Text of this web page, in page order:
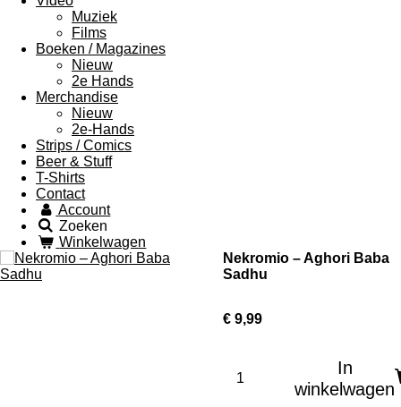
Muziek
Films
Boeken / Magazines
Nieuw
2e Hands
Merchandise
Nieuw
2e-Hands
Strips / Comics
Beer & Stuff
T-Shirts
Contact
Account
Zoeken
Winkelwagen
Nekromio ‎– Aghori Baba
Sadhu
€ 9,99
In
winkelwagen